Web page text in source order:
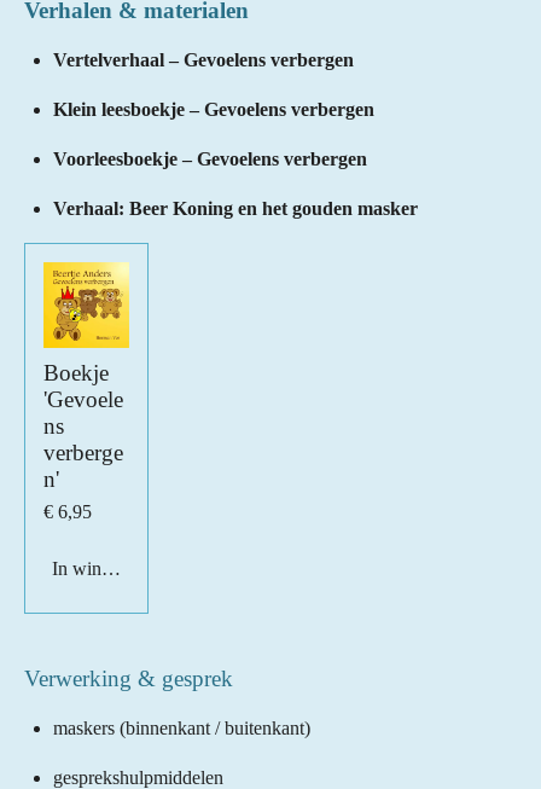
Verhalen & materialen
Vertelverhaal – Gevoelens verbergen
Klein leesboekje – Gevoelens verbergen
Voorleesboekje – Gevoelens verbergen
Verhaal: Beer Koning en het gouden masker
Boekje
'Gevoele
ns
verberge
n'
€ 6,95
In winkelwagen
Verwerking & gesprek
maskers (binnenkant / buitenkant)
gesprekshulpmiddelen